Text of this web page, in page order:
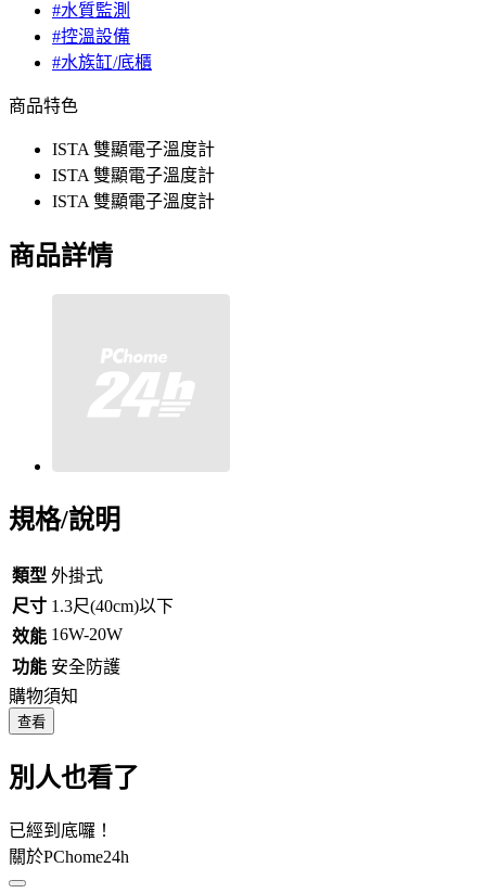
#水質監測
#控溫設備
#水族缸/底櫃
商品特色
ISTA 雙顯電子溫度計
ISTA 雙顯電子溫度計
ISTA 雙顯電子溫度計
商品詳情
規格/說明
類型 外掛式
尺寸 1.3尺(40cm)以下
效能 16W-20W
功能 安全防護
購物須知
查看
別人也看了
已經到底囉！
關於PChome24h